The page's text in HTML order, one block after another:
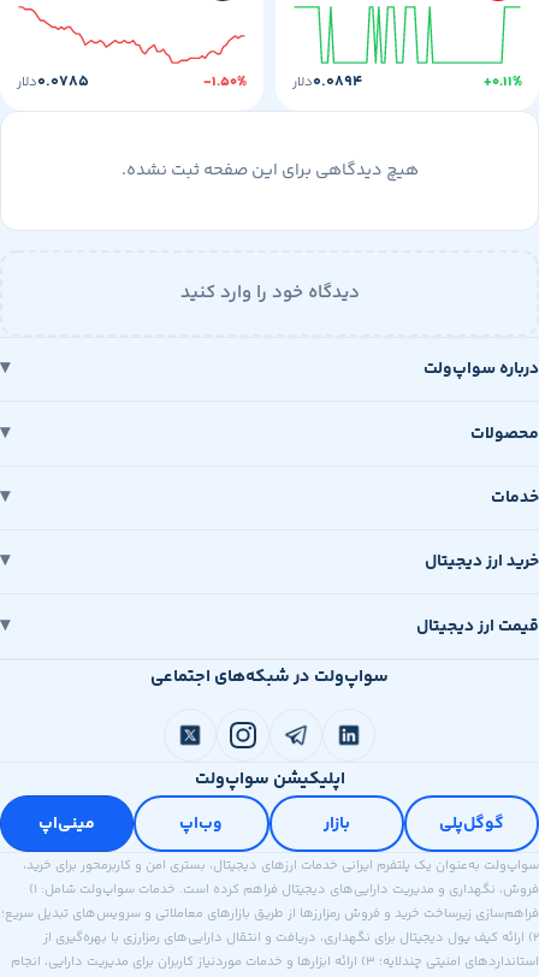
۰.۰۸۹۴دلار -۱.۵۰% ۰.۰۷۸۵دلار
هیچ دیدگاهی برای این صفحه ثبت نشده.
دیدگاه خود را وارد کنید
سواپ‌ولت
دیجیتال
دیجیتال
سواپ‌ولت در شبکه‌های اجتماعی
اپلیکیشن سواپ‌ولت
مینی‌اپ
به‌عنوان یک پلتفرم ایرانی خدمات ارزهای دیجیتال، بستری امن و کاربرمحور برای خرید،
فروش، نگهداری و مدیریت دارایی‌های دیجیتال فراهم کرده است. خدمات سواپ‌ولت شامل: ۱)
زیرساخت خرید و فروش رمزارزها از طریق بازارهای معاملاتی و سرویس‌های تبدیل سریع؛
کیف پول دیجیتال برای نگهداری، دریافت و انتقال دارایی‌های رمزارزی با بهره‌گیری از
استانداردهای امنیتی چندلایه؛ ۳) ارائه ابزارها و خدمات موردنیاز کاربران برای مدیریت دارایی، انجام